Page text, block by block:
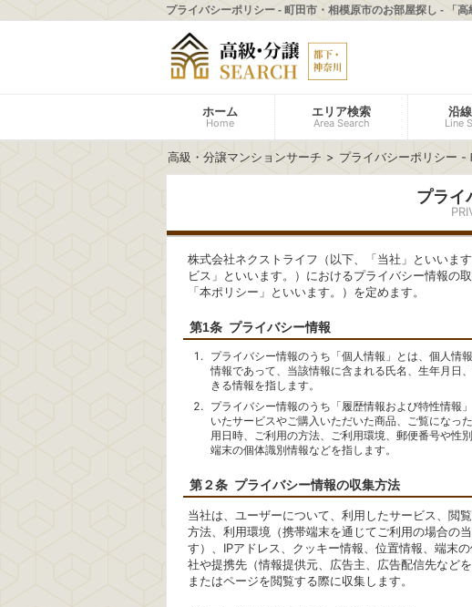
プライバシーポリシー - 町田市・相模原市のお部屋探し - 「高
ホーム
Home
エリア検索
Area Search
沿
Line
高級・分譲マンションサーチ プライバシーポリシー -
プライ
株式会社ネクストライフ（以下、「当社」といいま
ビス」といいます。）におけるプライバシー情報の
「本ポリシー」といいます。）を定めます。
第1条 プライバシー情報
プライバシー情報のうち「個人情報」とは、個人情
情報であって、当該情報に含まれる氏名、生年月日
きる情報を指します。
プライバシー情報のうち「履歴情報および特性情報
いたサービスやご購入いただいた商品、ご覧になっ
用日時、ご利用の方法、ご利用環境、郵便番号や性
端末の個体識別情報などを指します。
第２条 プライバシー情報の収集方法
当社は、ユーザーについて、利用したサービス、閲
方法、利用環境（携帯端末を通じてご利用の場合の
す）、IPアドレス、クッキー情報、位置情報、端末
社や提携先（情報提供元、広告主、広告配信先など
またはページを閲覧する際に収集します。